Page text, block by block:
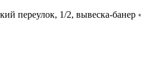
переулок, 1/2, вывеска-